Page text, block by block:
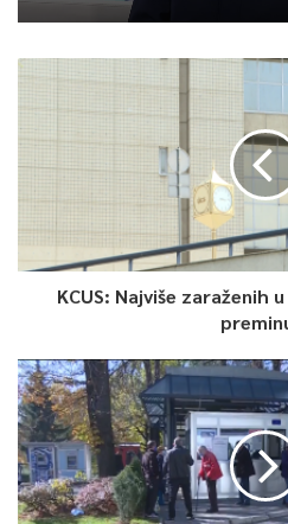
KCUS: Najviše zaraženih